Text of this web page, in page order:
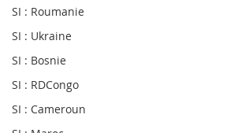
SI : Roumanie
SI : Ukraine
SI : Bosnie
SI : RDCongo
SI : Cameroun